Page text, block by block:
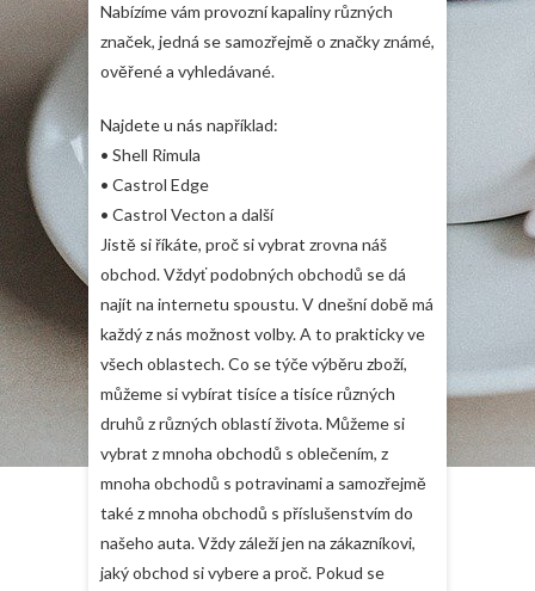
Nabízíme vám provozní kapaliny různých
značek, jedná se samozřejmě o značky známé,
ověřené a vyhledávané.
Najdete u nás například:
• Shell Rimula
• Castrol Edge
• Castrol Vecton a další
Jistě si říkáte, proč si vybrat zrovna náš
obchod. Vždyť podobných obchodů se dá
najít na internetu spoustu. V dnešní době má
každý z nás možnost volby. A to prakticky ve
všech oblastech. Co se týče výběru zboží,
můžeme si vybírat tisíce a tisíce různých
druhů z různých oblastí života. Můžeme si
vybrat z mnoha obchodů s oblečením, z
mnoha obchodů s potravinami a samozřejmě
také z mnoha obchodů s příslušenstvím do
našeho auta. Vždy záleží jen na zákazníkovi,
jaký obchod si vybere a proč. Pokud se